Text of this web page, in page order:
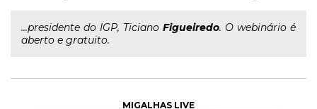
...presidente do IGP, Ticiano Figueiredo. O webinário é
aberto e gratuito.
MIGALHAS LIVE